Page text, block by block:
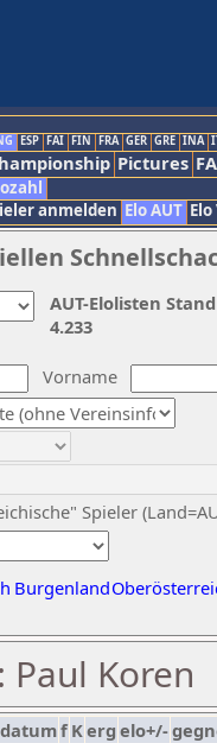
ESP FAI FIN FRA GER GRE INA
Pictures
anmelden Elo AUT
Vorname
Spieler
Burgenland
AUT-Elolisten
4.233
Paul Koren
datumf Kerg elo+/-